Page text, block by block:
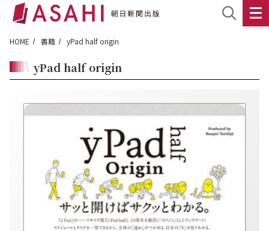
HOME 書籍 yPad half origin
yPad half origin